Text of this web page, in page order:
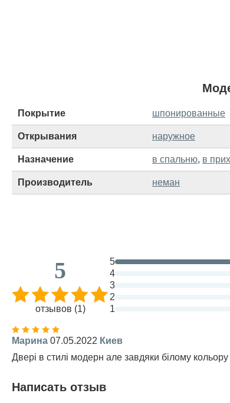
Покрытие шпонированные
Открывания наружное
Назначение в спальню, в
Производитель неман
5
отзывов (1)
5
4
3
2
1
Марина 07.05.2022 Киев
Двері в стилі модерн але завдяки білому
Написать отзыв